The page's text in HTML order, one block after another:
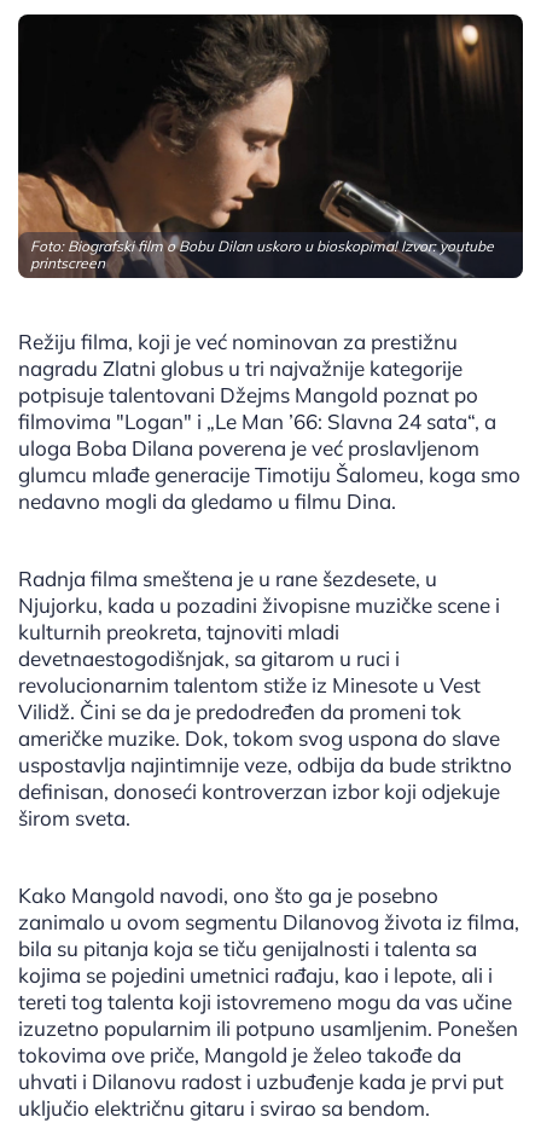
Foto: Biografski film o Bobu Dilan uskoro u bioskopima! Izvor: youtube
printscreen
Režiju filma, koji je već nominovan za prestižnu
nagradu Zlatni globus u tri najvažnije kategorije
potpisuje talentovani Džejms Mangold poznat po
filmovima "Logan" i „Le Man ’66: Slavna 24 sata“, a
uloga Boba Dilana poverena je već proslavljenom
glumcu mlađe generacije Timotiju Šalomeu, koga smo
nedavno mogli da gledamo u filmu Dina.
Radnja filma smeštena je u rane šezdesete, u
Njujorku, kada u pozadini živopisne muzičke scene i
kulturnih preokreta, tajnoviti mladi
devetnaestogodišnjak, sa gitarom u ruci i
revolucionarnim talentom stiže iz Minesote u Vest
Vilidž. Čini se da je predodređen da promeni tok
američke muzike. Dok, tokom svog uspona do slave
uspostavlja najintimnije veze, odbija da bude striktno
definisan, donoseći kontroverzan izbor koji odjekuje
širom sveta.
Kako Mangold navodi, ono što ga je posebno
zanimalo u ovom segmentu Dilanovog života iz filma,
bila su pitanja koja se tiču genijalnosti i talenta sa
kojima se pojedini umetnici rađaju, kao i lepote, ali i
tereti tog talenta koji istovremeno mogu da vas učine
izuzetno popularnim ili potpuno usamljenim. Ponešen
tokovima ove priče, Mangold je želeo takođe da
uhvati i Dilanovu radost i uzbuđenje kada je prvi put
uključio električnu gitaru i svirao sa bendom.